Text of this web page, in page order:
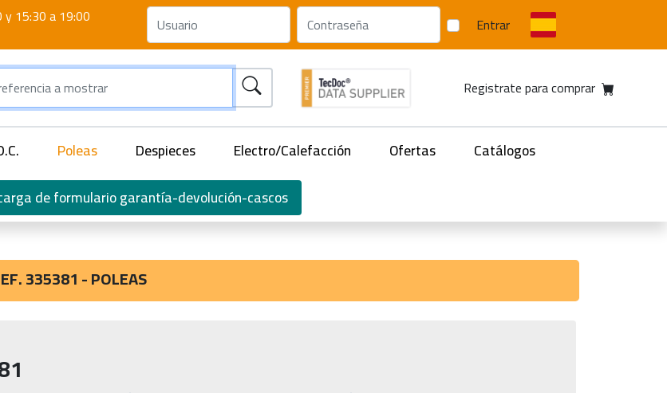
y 15:30 a 19:00 Entrar
Registrate para comprar
Poleas Despieces Electro/Calefacción Ofertas
Catálogos
de formulario garantía-devolución-cascos
335381 - POLEAS